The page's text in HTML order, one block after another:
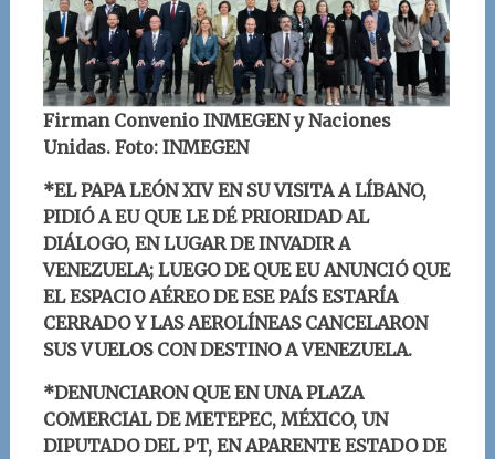
Firman Convenio INMEGEN y Naciones
Unidas. Foto: INMEGEN
*EL PAPA LEÓN XIV EN SU VISITA A LÍBANO,
PIDIÓ A EU QUE LE DÉ PRIORIDAD AL
DIÁLOGO, EN LUGAR DE INVADIR A
VENEZUELA; LUEGO DE QUE EU ANUNCIÓ QUE
EL ESPACIO AÉREO DE ESE PAÍS ESTARÍA
CERRADO Y LAS AEROLÍNEAS CANCELARON
SUS VUELOS CON DESTINO A VENEZUELA.
*DENUNCIARON QUE EN UNA PLAZA
COMERCIAL DE METEPEC, MÉXICO, UN
DIPUTADO DEL PT, EN APARENTE ESTADO DE